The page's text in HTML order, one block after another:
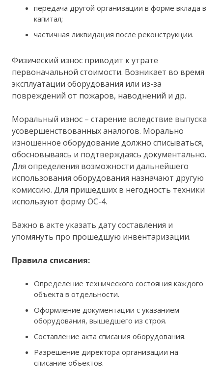
передача другой организации в форме вклада в
капитал;
частичная ликвидация после реконструкции.
Физический износ приводит к утрате
первоначальной стоимости. Возникает во время
эксплуатации оборудования или из-за
повреждений от пожаров, наводнений и др.
Моральный износ – старение вследствие выпуска
усовершенствованных аналогов. Морально
изношенное оборудование должно списываться,
обосновываясь и подтверждаясь документально.
Для определения возможности дальнейшего
использования оборудования назначают другую
комиссию. Для пришедших в негодность техники
используют форму ОС-4.
Важно в акте указать дату составления и
упомянуть про прошедшую инвентаризации.
Правила списания:
Определение технического состояния каждого
объекта в отдельности.
Оформление документации с указанием
оборудования, вышедшего из строя.
Составление акта списания оборудования.
Разрешение директора организации на
списание объектов.